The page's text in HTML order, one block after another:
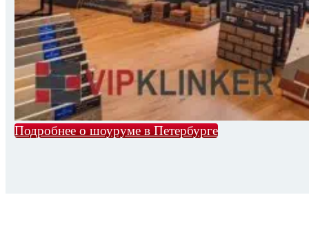
Подробнее о шоуруме в Петербурге